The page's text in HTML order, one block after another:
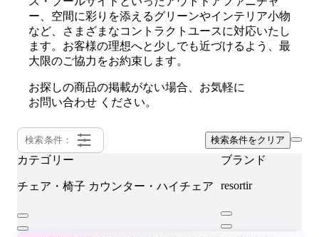
ー、空間に彩りを添えるグリーンやインテリア小物
など、さまざまなコントラクトユースに対応いたし
ます。お客様の理想へと少しでも近づけるよう、最
大限のご協力をお約束します。
お探しの商品の掲載がない場合、お気軽に
お問い合わせ ください。
検索条件： 検索条件をクリア
カテゴリー
チェア・椅子 カウンター・ハイチェア
ブランド
resortir